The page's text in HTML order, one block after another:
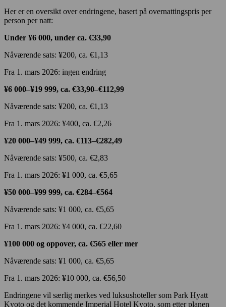
Her er en oversikt over endringene, basert på overnattingspris per
person per natt:
Under ¥6 000, under ca. €33,90
Nåværende sats: ¥200, ca. €1,13
Fra 1. mars 2026: ingen endring
¥6 000–¥19 999, ca. €33,90–€112,99
Nåværende sats: ¥200, ca. €1,13
Fra 1. mars 2026: ¥400, ca. €2,26
¥20 000–¥49 999, ca. €113–€282,49
Nåværende sats: ¥500, ca. €2,83
Fra 1. mars 2026: ¥1 000, ca. €5,65
¥50 000–¥99 999, ca. €284–€564
Nåværende sats: ¥1 000, ca. €5,65
Fra 1. mars 2026: ¥4 000, ca. €22,60
¥100 000 og oppover, ca. €565 eller mer
Nåværende sats: ¥1 000, ca. €5,65
Fra 1. mars 2026: ¥10 000, ca. €56,50
Endringene vil særlig merkes ved luksushoteller som Park Hyatt
Kyoto og det kommende Imperial Hotel Kyoto, som etter planen